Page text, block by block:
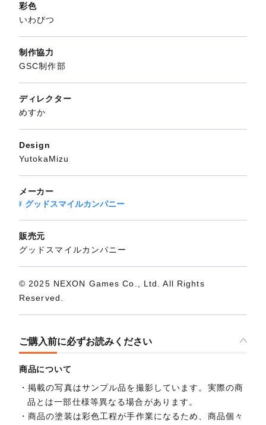
彩色
いわびつ
制作協力
GSC制作部
ディレクター
めすか
Design
YutokaMizu
メーカー
グッドスマイルカンパニー
販売元
グッドスマイルカンパニー
© 2025 NEXON Games Co., Ltd. All Rights
Reserved.
ご購入前に必ずお読みください
商品について
掲載の写真はサンプル品を撮影しています。実際の商
品とは一部仕様等異なる場合があります。
商品の塗装は彩色工程が手作業になるため、商品個々